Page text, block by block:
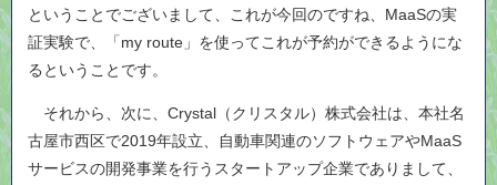
ということでございまして、これが今回のですね、MaaSの実
証実験で、「my route」を使ってこれが予約ができるようにな
るということです。
それから、次に、Crystal（クリスタル）株式会社は、本社名
古屋市西区で2019年設立、自動車関連のソフトウェアやMaaS
サービスの開発事業を行うスタートアップ企業でありまして、